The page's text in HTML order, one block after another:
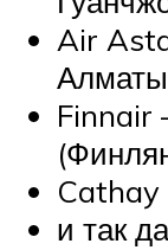
Air
Finnair
Cathay
и так